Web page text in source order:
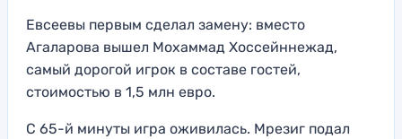
Евсеевы первым сделал замену: вместо
Агаларова вышел Мохаммад Хоссейннежад,
самый дорогой игрок в составе гостей,
стоимостью в 1,5 млн евро.
С 65-й минуты игра оживилась. Мрезиг подал